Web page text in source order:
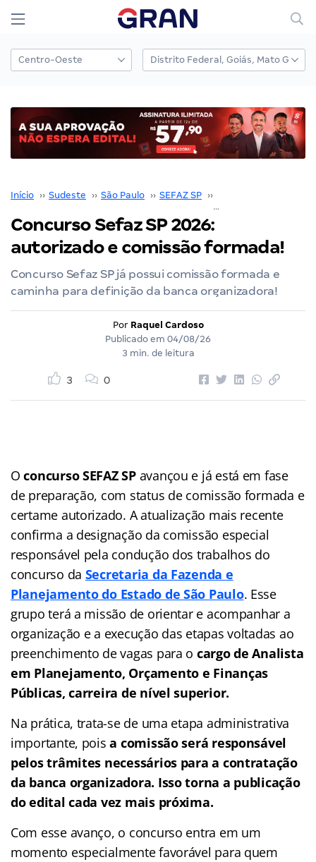
Início ›› Sudeste ›› São Paulo ›› SEFAZ SP ››
Concurso Sefaz SP 2026:
autorizado e comissão formada!
Concurso Sefaz SP já possui comissão formada e
caminha para definição da banca organizadora!
Por Raquel Cardoso
Publicado em 04/08/26
3 min. de leitura
3 0
Oconcurso SEFAZ SPavançou e já está em fase
de preparação, com status de comissão formada e
certame autorizado. A atualização mais recente
confirma a designação da comissão especial
responsável pela condução dos trabalhos do
concurso da Secretaria da Fazenda e
Planejamento do Estado de São Paulo. Esse
grupo terá a missão de orientar e acompanhar a
organização e a execução das etapas voltadas ao
preenchimento de vagas para o cargo de Analista
em Planejamento, Orçamento e Finanças
Públicas, carreira de nível superior.
Na prática, trata-se de uma etapa administrativa
importante, poisa comissão será responsável
pelos trâmites necessários para a contratação
da banca organizadora. Isso torna a publicação
do edital cada vez mais próxima.
Com esse avanço, o concurso entra em um
momento especialmente favorável para quem